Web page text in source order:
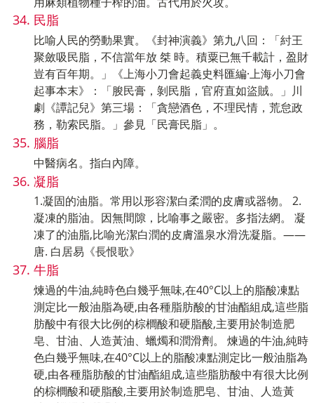
民脂
比喻人民的勞動果實。《封神演義》第九八回：「紂王
聚斂吸民脂，不信當年放 桀 時。積粟已無千載計，盈財
豈有百年期。」《上海小刀會起義史料匯編·上海小刀會
起事本末》：「朘民膏，剝民脂，官府直如盜賊。」川
劇《譚記兒》第三場：「貪戀酒色，不理民情，荒怠政
務，勒索民脂。」參見「民膏民脂」。
腦脂
中醫病名。指白內障。
凝脂
1.凝固的油脂。常用以形容潔白柔潤的皮膚或器物。 2.
凝凍的脂油。因無間隙，比喻事之嚴密。多指法網。 凝
凍了的油脂,比喻光潔白潤的皮膚溫泉水滑洗凝脂。——
唐. 白居易《長恨歌》
牛脂
煉過的牛油,純時色白幾乎無味,在40°C以上的脂酸凍點
測定比一般油脂為硬,由各種脂肪酸的甘油酯組成,這些脂
肪酸中有很大比例的棕櫚酸和硬脂酸,主要用於制造肥
皂、甘油、人造黃油、蠟燭和潤滑劑。 煉過的牛油,純時
色白幾乎無味,在40°C以上的脂酸凍點測定比一般油脂為
硬,由各種脂肪酸的甘油酯組成,這些脂肪酸中有很大比例
的棕櫚酸和硬脂酸,主要用於制造肥皂、甘油、人造黃